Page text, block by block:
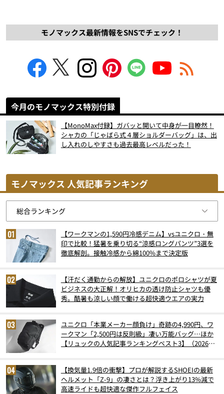
モノマックス最新情報をSNSでチェック！
今月のモノマックス特別付録
【MonoMax付録】ガバッと開いて中身が一目瞭然！
シャカの「じゃばら式４層ショルダーバッグ」は、出
し入れのしやすさも過去最高レベルだった！
モノマックス 人気記事ランキング
【ワークマンの1,590円冷感デニム】vsユニクロ・無
印で比較！猛暑を乗り切る“涼感ロングパンツ”3選を
徹底解剖。接触冷感から綿100%まで決定版
【汗だく通勤からの解放】ユニクロのポロシャツが夏
ビジネスの大正解！オリヒカの透け防止シャツも優
秀。酷暑も涼しい顔で働ける超快適ウエアの実力
ユニクロ「本業メーカー顔負け」奇跡の4,990円、ワ
ークマン「2,500円は反則級」凄い万能バッグ…ほか
【リュックの人気記事ランキングベスト3】（2026年
【換気量1.9倍の衝撃】プロが解説するSHOEIの最新
ヘルメット「Z-9」の凄さとは？浮き上がり13%減で
高速ライドも超快適な傑作フルフェイス